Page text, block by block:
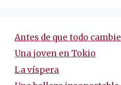
Antes de que todo cambie
Una joven en Tokio
La víspera